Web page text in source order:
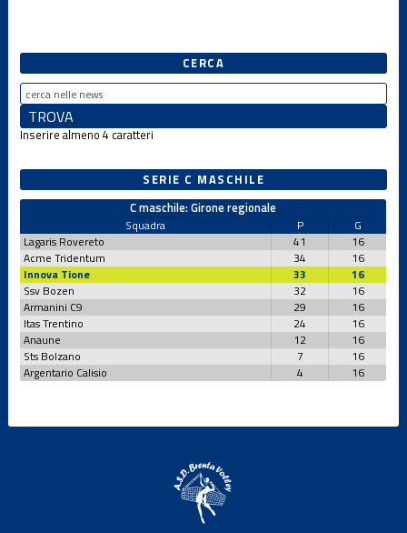
CERCA
Inserire almeno 4 caratteri
SERIE C MASCHILE
C maschile: Girone regionale
Squadra P
G
Lagaris Rovereto
41
16
Acme Tridentum
34
16
Innova Tione
33
16
Ssv Bozen
32
16
Armanini C9
29
16
Itas Trentino
24
16
Anaune
12
16
Sts Bolzano
7
16
Argentario Calisio
4 16